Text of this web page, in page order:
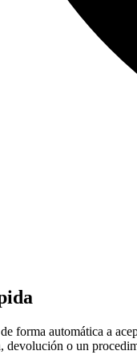
forma automática a
devolución o un